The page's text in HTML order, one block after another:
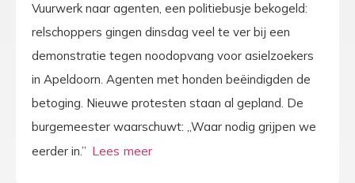
Vuurwerk naar agenten, een politiebusje bekogeld:
relschoppers gingen dinsdag veel te ver bij een
demonstratie tegen noodopvang voor asielzoekers
in Apeldoorn. Agenten met honden beëindigden de
betoging. Nieuwe protesten staan al gepland. De
burgemeester waarschuwt: „Waar nodig grijpen we
eerder in.”